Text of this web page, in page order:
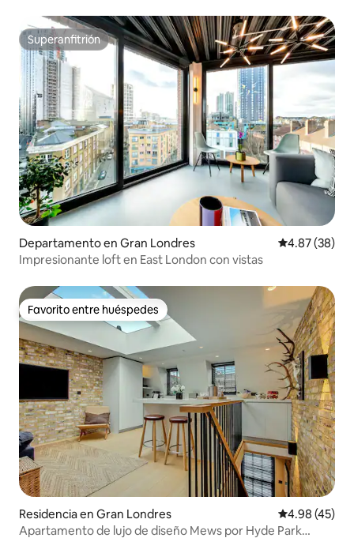
Superanfitrión
Superanfitrión
Departamento en Gran Londres Calificación
4.87 (38)
Impresionante loft en East London con vistas
Favorito entre huéspedes
Favorito entre huéspedes
Residencia en Gran Londres Calificación
4.98 (45)
Apartamento de lujo de diseño Mews por Hyde Park